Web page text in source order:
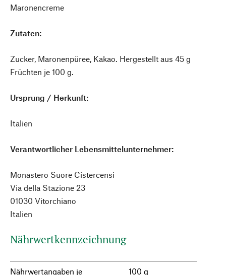
Maronencreme
Zutaten:
Zucker, Maronenpüree, Kakao. Hergestellt aus 45 g
Früchten je 100 g.
Ursprung / Herkunft:
Italien
Verantwortlicher Lebensmittelunternehmer:
Monastero Suore Cistercensi
Via della Stazione 23
01030 Vitorchiano
Italien
Nährwertkennzeichnung
Nährwertangaben je 100 g